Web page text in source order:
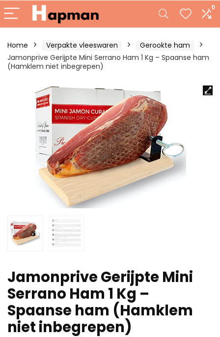
0
Home Verpakte vleeswaren
Gerookte ham
Jamonprive Gerijpte Mini Serrano Ham 1 Kg – Spaanse ham
(Hamklem niet inbegrepen)
Jamonprive Gerijpte Mini
Serrano Ham 1 Kg –
Spaanse ham (Hamklem
niet inbegrepen)